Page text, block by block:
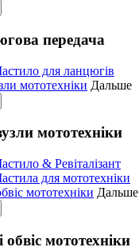
передача
для ланцюгів
мототехніки Дальше
мототехніки
& Ревіталізант
для мототехніки
мототехніки Дальше
обвіс мототехніки